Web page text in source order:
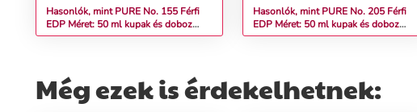
Hasonlók, mint PURE No. 155 Férfi
EDP Méret: 50 ml kupak és doboz
nélkül
Hasonlók, mint PURE No. 205 Férfi
EDP Méret: 50 ml kupak és doboz
nélkül
Még ezek is érdekelhetnek: